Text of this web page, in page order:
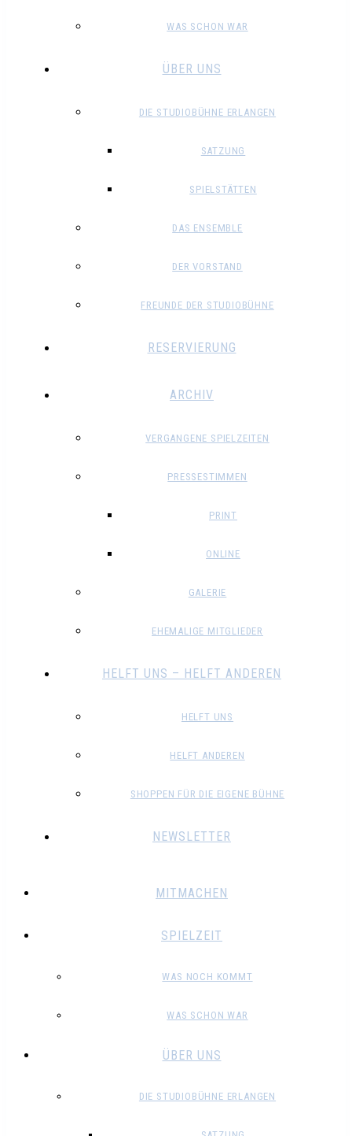
WAS SCHON WAR
ÜBER UNS
DIE STUDIOBÜHNE ERLANGEN
SATZUNG
SPIELSTÄTTEN
DAS ENSEMBLE
DER VORSTAND
FREUNDE DER STUDIOBÜHNE
RESERVIERUNG
ARCHIV
VERGANGENE SPIELZEITEN
PRESSESTIMMEN
PRINT
ONLINE
GALERIE
EHEMALIGE MITGLIEDER
HELFT UNS – HELFT ANDEREN
HELFT UNS
HELFT ANDEREN
SHOPPEN FÜR DIE EIGENE BÜHNE
NEWSLETTER
MITMACHEN
SPIELZEIT
WAS NOCH KOMMT
WAS SCHON WAR
ÜBER UNS
DIE STUDIOBÜHNE ERLANGEN